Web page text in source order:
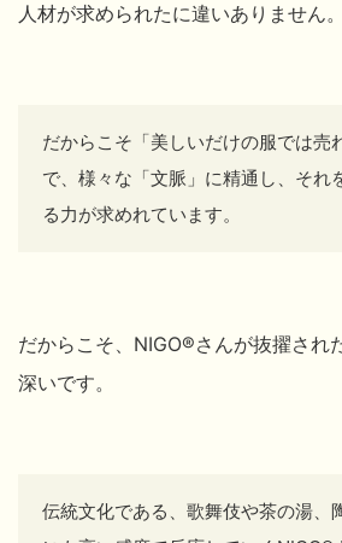
人材が求められたに違いありません。
だからこそ「美しいだけの服では売
で、様々な「文脈」に精通し、それ
る力が求めれています。
だからこそ、NIGO®さんが抜擢され
深いです。
伝統文化である、歌舞伎や茶の湯、